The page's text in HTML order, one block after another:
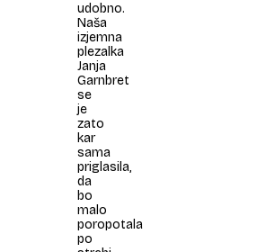
udobno.
Naša
izjemna
plezalka
Janja
Garnbret
se
je
zato
kar
sama
priglasila,
da
bo
malo
poropotala
po